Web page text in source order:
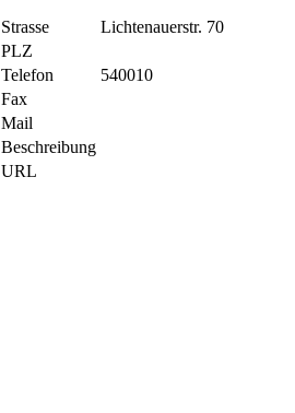
Strasse
Lichtenauerstr. 70
PLZ
Telefon
540010
Fax
Mail
Beschreibung
URL